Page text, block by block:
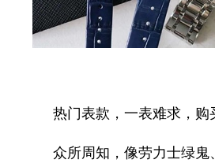
热门表款，一表难求，购
众所周知，像劳力士绿鬼